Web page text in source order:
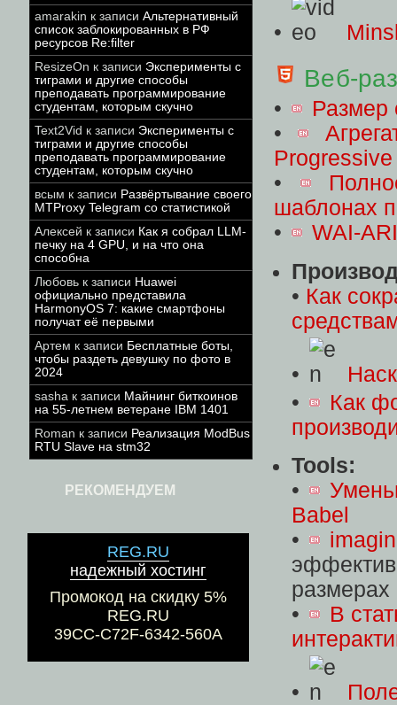
amarakin к записи Альтернативный
список заблокированных в РФ
ресурсов Re:filter
ResizeOn к записи Эксперименты с
тиграми и другие способы
преподавать программирование
студентам, которым скучно
Text2Vid к записи Эксперименты с
тиграми и другие способы
преподавать программирование
студентам, которым скучно
всым к записи Развёртывание своего
MTProxy Telegram со статистикой
Алексей к записи Как я собрал LLM-
печку на 4 GPU, и на что она
способна
Любовь к записи Huawei
официально представила
HarmonyOS 7: какие смартфоны
получат её первыми
Артем к записи Бесплатные боты,
чтобы раздеть девушку по фото в
2024
sasha к записи Майнинг биткоинов
на 55-летнем ветеране IBM 1401
Roman к записи Реализация ModBus
RTU Slave на stm32
РЕКОМЕНДУЕМ
REG.RU
надежный хостинг
Промокод на скидку 5%
REG.RU
39CC-C72F-6342-560A
•
Веб-
•
Размер
•
•
шаблонах
•
WAI-
• Как
•
•
Как
Tools:
•
Babel
•
размерах
•
В
•